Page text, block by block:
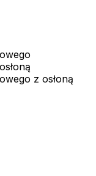
z osłoną